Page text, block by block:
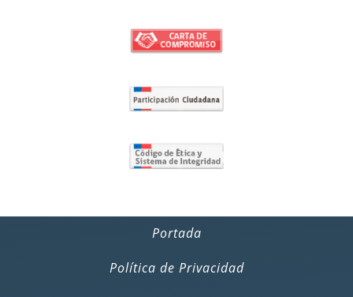
Portada
Política de Privacidad